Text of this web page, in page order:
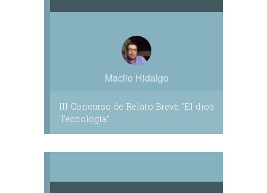
Maclio Hidalgo
III Concurso de Relato Breve "El dios
Tecnología"